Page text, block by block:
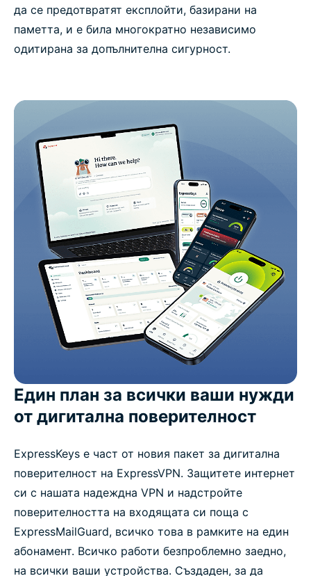
да се предотвратят експлойти, базирани на
паметта, и е била многократно независимо
одитирана за допълнителна сигурност.
Един план за всички ваши нужди
от дигитална поверителност
ExpressKeys е част от новия пакет за дигитална
поверителност на ExpressVPN. Защитете интернет
си с нашата надеждна VPN и надстройте
поверителността на входящата си поща с
ExpressMailGuard, всичко това в рамките на един
абонамент. Всичко работи безпроблемно заедно,
на всички ваши устройства. Създаден, за да